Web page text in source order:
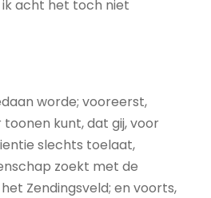
acht het toch niet
worde; vooreerst,
kunt, dat gij, voor
slechts toelaat,
zoekt met de
Zendingsveld; en voorts,